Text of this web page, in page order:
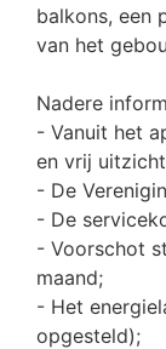
balkons, een
van het
Nadere
- Vanuit het
en vrij
- De
- De
- Voorschot
maand;
- Het
opgesteld);